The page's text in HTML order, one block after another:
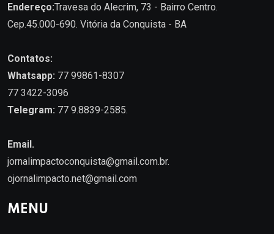
Endereço:Travesa do Alecrim, 73 - Bairro Centro.
Cep.45.000-690. Vitória da Conquista - BA
Contatos:
Whatsapp: 77 99861-8307
77 3422-3096
Telegram: 77 9.8839-2585.
Email.
jornalimpactoconquista@gmail.com.br.
ojornalimpacto.net@gmail.com
MENU